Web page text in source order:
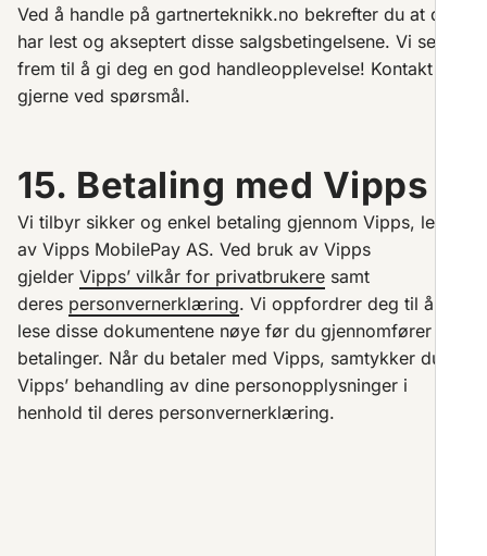
Ved å handle på gartnerteknikk.no bekrefter du at du
har lest og akseptert disse salgsbetingelsene. Vi ser
frem til å gi deg en god handleopplevelse! Kontakt oss
gjerne ved spørsmål.
15. Betaling med Vipps
Vi tilbyr sikker og enkel betaling gjennom Vipps, levert
av Vipps MobilePay AS. Ved bruk av Vipps
gjelder Vipps’ vilkår for privatbrukere samt
deres personvernerklæring. Vi oppfordrer deg til å
lese disse dokumentene nøye før du gjennomfører
betalinger. Når du betaler med Vipps, samtykker du til
Vipps’ behandling av dine personopplysninger i
henhold til deres personvernerklæring.